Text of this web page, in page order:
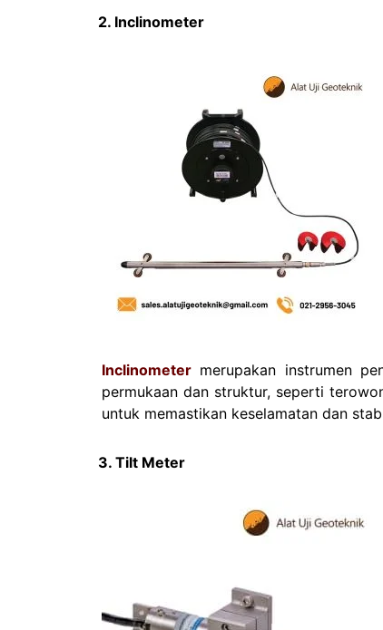
2. Inclinometer
Inclinometer merupakan instrumen
permukaan dan struktur, seperti
untuk memastikan keselamatan dan
3. Tilt Meter